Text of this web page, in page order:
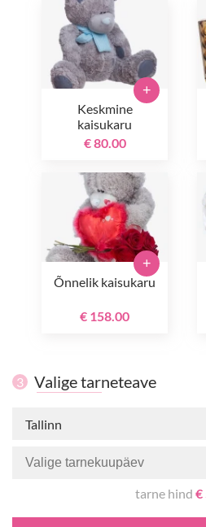
Keskmine
kaisukaru
€ 80.00
+
Õnnelik kaisukaru
€ 158.00
+
3 Valige tarneteave
Tallinn
tarne hind €